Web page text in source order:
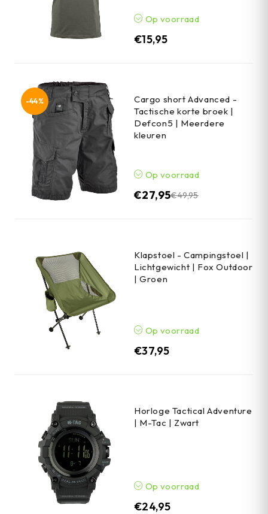
Op voorraad
€15,95
-44%
Cargo short Advanced -
Tactische korte broek |
Defcon5 | Meerdere
kleuren
Op voorraad
€49,95
€27,95
Klapstoel - Campingstoel |
Lichtgewicht | Fox Outdoor
| Groen
Op voorraad
€37,95
Horloge Tactical Adventure
| M-Tac | Zwart
Op voorraad
€24,95